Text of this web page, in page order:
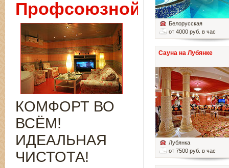
Белорусская
от 4000 руб. в час
Сауна на Лубянке
Лубянка
от 7500 руб. в час
Профсоюзной
КОМФОРТ ВО
ВСЁМ!
ИДЕАЛЬНАЯ
ЧИСТОТА!